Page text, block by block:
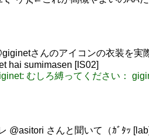
さんのアイコンの衣装を実
hai sumimasen [IS02]
むしろ縛ってください：
@asitori さんと聞いて（ｶﾞﾀｯ [lab]